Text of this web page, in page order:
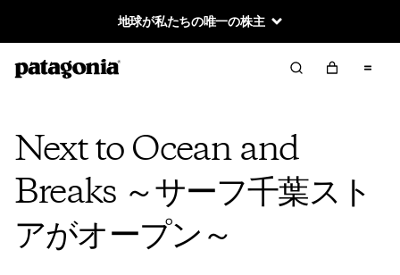
地球が私たちの唯一の株主
Next to Ocean and
Breaks ～サーフ千葉スト
アがオープン～